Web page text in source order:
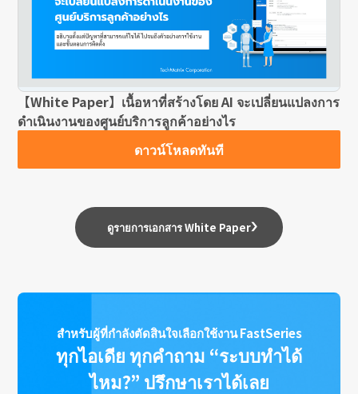
【White Paper】เนื้อหาที่สร้างโดย AI จะเปลี่ยนแปลงการ
ดำเนินงานของศูนย์บริการลูกค้าอย่างไร
ดาวน์โหลดทันที
ดูรายการเอกสาร White Paper
สำหรับผู้ที่กำลังตัดสินใจเลือกใช้งาน FastSeries
ทุกไอเดีย ทุกคำถาม “ระบบทำได้
ไหม?” ปรึกษาเราได้เลย